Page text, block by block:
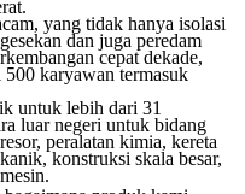
yang tidak hanya isolasi
dan juga peredam
cepat dekade,
karyawan termasuk
untuk lebih dari 31
luar negeri untuk bidang
peralatan kimia, kereta
konstruksi skala besar,